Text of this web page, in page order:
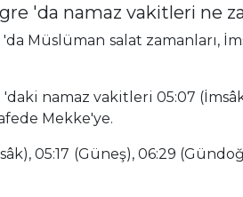
'da namaz vakitleri ne
Müslüman salat zamanları,
namaz vakitleri 05:07
Mekke'ye.
05:17 (Güneş), 06:29